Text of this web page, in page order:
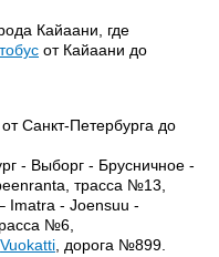
Кайаани, где
от Кайаани до
Санкт-Петербурга до
- Выборг - Брусничное -
трасса №13,
Imatra - Joensuu -
№6,
Vuokatti , дорога №899.